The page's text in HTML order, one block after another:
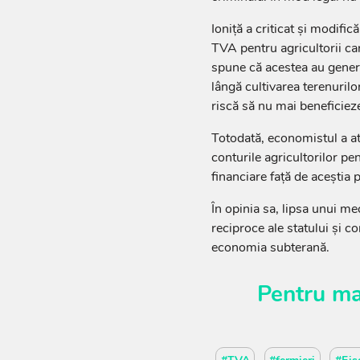
Ioniță a criticat și
TVA pentru agricultorii
spune că acestea au
lângă cultivarea
riscă să nu mai
Totodată, economistul a
conturile agricultorilor
financiare față de aceștia
În opinia sa, lipsa unui
reciproce ale statului și
economia subterană.
Pentru